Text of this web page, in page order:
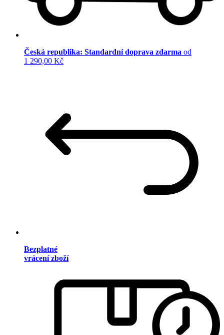
Česká republika: Standardní doprava zdarma od
1 290,00 Kč
Bezplatné
vrácení zboží